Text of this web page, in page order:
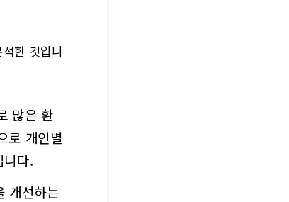
한 것입니
많은 환
로 개인별
다.
개선하는